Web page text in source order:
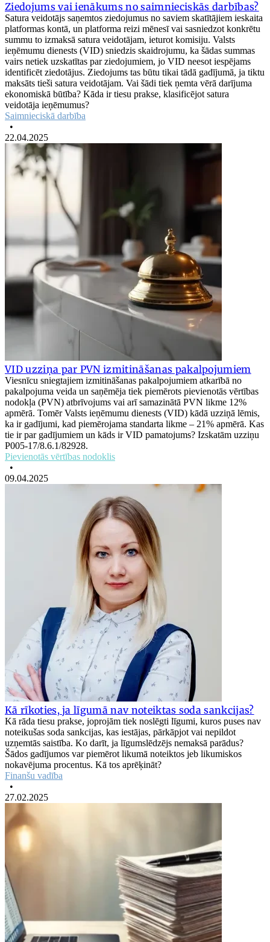
Ziedojums vai ienākums no saimnieciskās darbības?
Satura veidotājs saņemtos ziedojumus no saviem skatītājiem ieskaita
platformas kontā, un platforma reizi mēnesī vai sasniedzot konkrētu
summu to izmaksā satura veidotājam, ieturot komisiju. Valsts
ieņēmumu dienests (VID) sniedzis skaidrojumu, ka šādas summas
vairs netiek uzskatītas par ziedojumiem, jo VID neesot iespējams
identificēt ziedotājus. Ziedojums tas būtu tikai tādā gadījumā, ja tiktu
maksāts tieši satura veidotājam. Vai šādi tiek ņemta vērā darījuma
ekonomiskā būtība? Kāda ir tiesu prakse, klasificējot satura
veidotāja ieņēmumus?
Saimnieciskā darbība
•
22.04.2025
VID uzziņa par PVN izmitināšanas pakalpojumiem
Viesnīcu sniegtajiem izmitināšanas pakalpojumiem atkarībā no
pakalpojuma veida un saņēmēja tiek piemērots pievienotās vērtības
nodokļa (PVN) atbrīvojums vai arī samazinātā PVN likme 12%
apmērā. Tomēr Valsts ieņēmumu dienests (VID) kādā uzziņā lēmis,
ka ir gadījumi, kad piemērojama standarta likme – 21% apmērā. Kas
tie ir par gadījumiem un kāds ir VID pamatojums? Izskatām uzziņu
P005-17/8.6.1/82928.
Pievienotās vērtības nodoklis
•
09.04.2025
Kā rīkoties, ja līgumā nav noteiktas soda sankcijas?
Kā rāda tiesu prakse, joprojām tiek noslēgti līgumi, kuros puses nav
noteikušas soda sankcijas, kas iestājas, pārkāpjot vai nepildot
uzņemtās saistība. Ko darīt, ja līgumslēdzējs nemaksā parādus?
Šādos gadījumos var piemērot likumā noteiktos jeb likumiskos
nokavējuma procentus. Kā tos aprēķināt?
Finanšu vadība
•
27.02.2025